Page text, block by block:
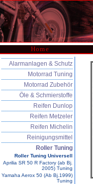
Home
Alarmanlagen & Schutz
Motorrad Tuning
Motorrad Zubehör
Öle & Schmierstoffe
Reifen Dunlop
Reifen Metzeler
Reifen Michelin
Reinigungsmittel
Roller Tuning
Roller Tuning Universell
Aprilia SR 50 R Factory (ab Bj.
2005) Tuning
Yamaha Aerox 50 (Ab Bj.1999)
Tuning